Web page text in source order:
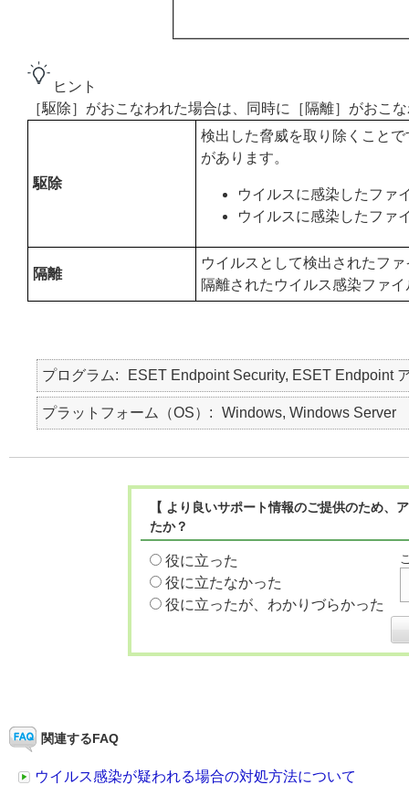
ヒント
［駆除］がおこなわれた場合は、同時に［隔離］がおこ
駆除
検出した脅威を取り除くこと
があります。
ウイルスに感染したファ
ウイルスに感染したファ
隔離
ウイルスとして検出されたフ
隔離されたウイルス感染ファ
プログラム ESET Endpoint Security, ESET Endpoint
プラットフォーム（OS） Windows, Windows Server
【 より良いサポート情報のご提供のため
たか？
役に立った
役に立たなかった
役に立ったが、わかりづらかった
関連するFAQ
ウイルス感染が疑われる場合の対処方法について